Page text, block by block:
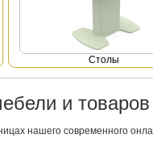
Столы
и
нашего современного